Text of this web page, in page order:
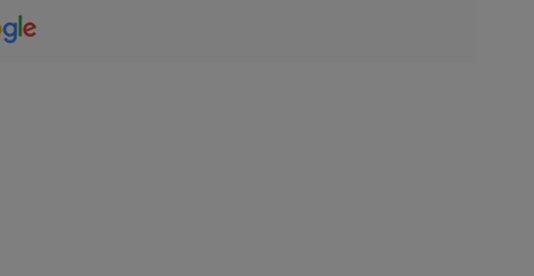
di Santa Maria risulterebbe già nel 999.